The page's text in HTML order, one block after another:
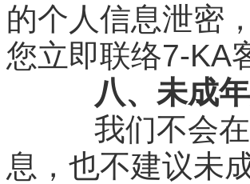
的个人信息泄密
您立即联络7-KA
八、未成
我们不会在
息，也不建议未